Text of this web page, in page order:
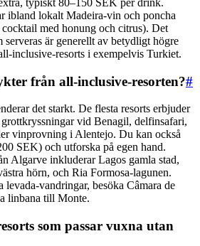
ibland lokalt Madeira-vin och poncha
med honung och citrus). Det
serveras är generellt av betydligt högre
inclusive-resorts i exempelvis Turkiet.
från all-inclusive-resorten?#
det starkt. De flesta resorts erbjuder
vid Benagil, delfinsafari,
vinprovning i Alentejo. Du kan också
SEK) och utforska på egen hand.
Algarve inkluderar Lagos gamla stad,
hörn, och Ria Formosa-lagunen.
levada-vandringar, besöka Câmara de
linbana till Monte.
som passar vuxna utan